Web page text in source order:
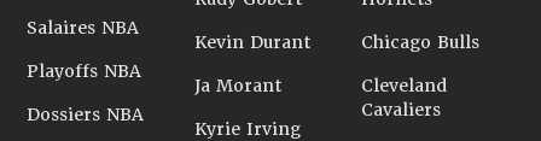
Salaires NBA
Playoffs NBA
Dossiers NBA
Kevin Durant
Ja Morant
Kyrie Irving
Chicago Bulls
Cleveland
Cavaliers